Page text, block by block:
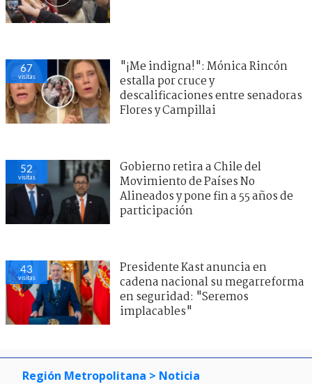
67
visitas
"¡Me indigna!": Mónica Rincón
estalla por cruce y
descalificaciones entre senadoras
Flores y Campillai
52
visitas
Gobierno retira a Chile del
Movimiento de Países No
Alineados y pone fin a 55 años de
participación
43
visitas
Presidente Kast anuncia en
cadena nacional su megarreforma
en seguridad: "Seremos
implacables"
Región Metropolitana > Noticia